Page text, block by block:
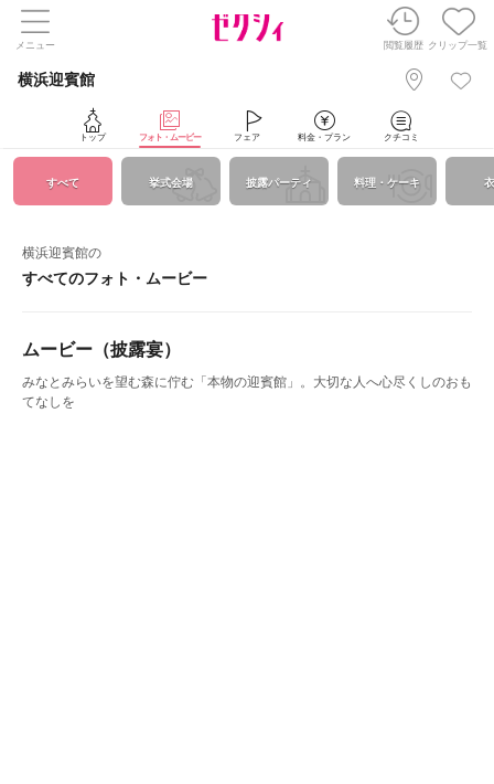
メニュー 閲覧履歴 クリップ一覧
横浜迎賓館
トップ フォト・ムービー フェア 料金・プラン クチコミ
すべて 挙式会場 披露パーティ 料理・ケーキ
横浜迎賓館の
すべてのフォト・ムービー
ムービー（披露宴）
みなとみらいを望む森に佇む「本物の迎賓館」。大切な人へ心尽くしのおも
てなしを